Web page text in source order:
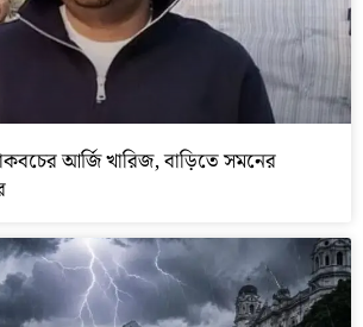
আর্জি খারিজ, বাড়িতে সমনের